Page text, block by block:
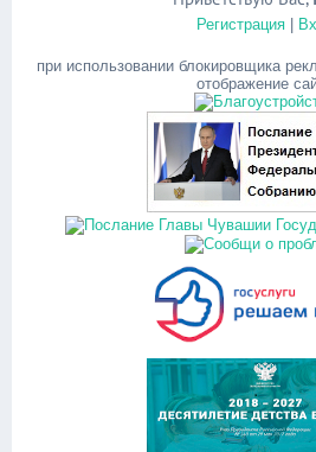
Регистрация|
при использовании блокировщика
отображение